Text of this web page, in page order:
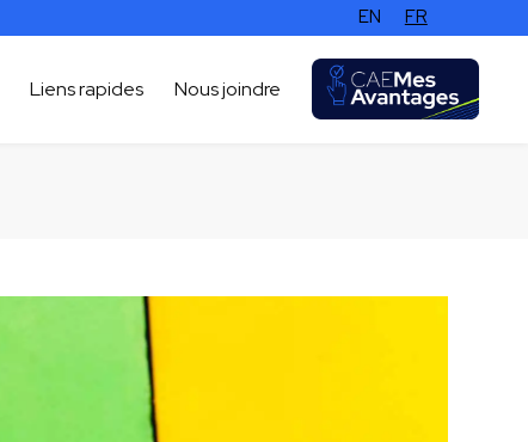
EN FR
Liens rapides Nous joindre